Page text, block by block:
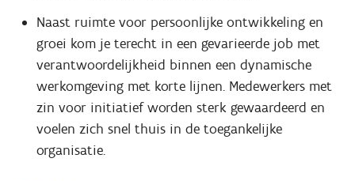
Naast ruimte voor persoonlijke ontwikkeling en
groei kom je terecht in een gevarieerde job met
verantwoordelijkheid binnen een dynamische
werkomgeving met korte lijnen. Medewerkers met
zin voor initiatief worden sterk gewaardeerd en
voelen zich snel thuis in de toegankelijke
organisatie.